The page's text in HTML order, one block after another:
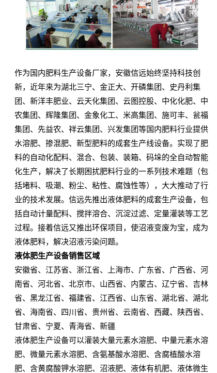
作为国内肥料生产设备厂家，安徽信远始终坚持科技创
新，近年来为湖北三宁、金正大、开磷集团、史丹利集
团、新洋丰肥业、云天化集团、云图控股、中化化肥、中
农集团、辉隆集团、金象化工、米高集团、施可丰、瓮福
集团、先益农、祥云集团、兴发集团等国内肥料行业提供
水溶肥、掺混肥、新型肥料的成套生产线设备。实现了肥
料的自动化配料、混合、包装、装箱、码垛的全自动智能
化生产，解决了长期困扰肥料行业的一系列技术难题（包
括堵料、吸潮、粉尘、粘性、腐蚀性等），大大推动了行
业的技术发展。信远先推出液体肥料的成套生产设备，包
括自动计量配料、搅拌溶合、沉淀过滤、定量灌装等工艺
过程。接着信远又推出环保项目，使沼液变废为宝，成为
液体肥料，解决沼液污染问题。
液体肥生产设备销售区域
安徽省、江苏省、浙江省、上海市、广东省、广西省、河
南省、河北省、北京市、山西省、内蒙古、辽宁省、吉林
省、黑龙江省、福建省、江西省、山东省、湖北省、湖北
省、海南省、四川省、贵州省、云南省、西藏、陕西省、
甘肃省、宁夏、青海省、新疆
液体肥生产设备可以灌装大量元素水溶肥、中量元素水溶
肥、微量元素水溶肥、含氨基酸水溶肥、含腐植酸水溶
肥、含黄腐酸钾水溶肥、沼液肥、液体有机肥、液体微生